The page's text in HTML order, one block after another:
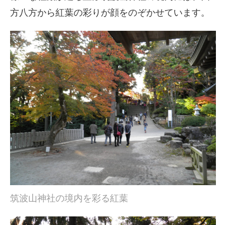
方八方から紅葉の彩りが顔をのぞかせています。
筑波山神社の境内を彩る紅葉